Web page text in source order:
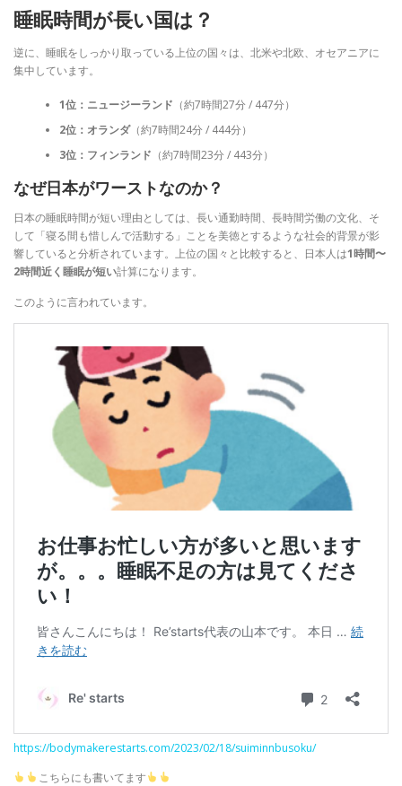
睡眠時間が長い国は？
逆に、睡眠をしっかり取っている上位の国々は、北米や北欧、オセアニアに
集中しています。
1位：ニュージーランド （約7時間27分 / 447分）
2位：オランダ（約7時間24分 / 444分）
3位：フィンランド （約7時間23分 / 443分）
なぜ日本がワーストなのか？
日本の睡眠時間が短い理由としては、長い通勤時間、長時間労働の文化、そ
して「寝る間も惜しんで活動する」ことを美徳とするような社会的背景が影
響していると分析されています。上位の国々と比較すると、日本人は1時間〜
2時間近く睡眠が短い計算になります。
このように言われています。
https://bodymakerestarts.com/2023/02/18/suiminnbusoku/
こちらにも書いてます